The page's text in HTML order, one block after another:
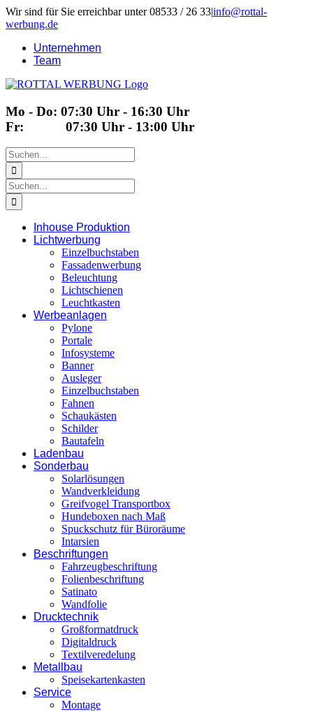
Zum
Inhalt
Wir sind für Sie erreichbar unter 08533 / 26 33|info@rottal-
werbung.de
Unternehmen
Team
Mo - Do: 07:30 Uhr - 16:30 Uhr
Fr: 07:30 Uhr - 13:00 Uhr
Suche
nach:
Suche
nach:
Inhouse Produktion
Lichtwerbung
Einzelbuchstaben
Fassadenwerbung
Beleuchtung
Lichtschienen
Leuchtkasten
Werbeanlagen
Pylone
Portale
Infosysteme
Banner
Ausleger
Einzelbuchstaben
Fahnen
Schaukästen
Schilder
Bautafeln
Ladenbau
Sonderbau
Solarlösungen
Wandverkleidung
Greifvogel Transportbox
Hundeboxen nach Maß
Spuckschutz für Büroräume
Intarsien
Beschriftungen
Fahrzeugbeschriftung
Folienbeschriftung
Satinato
Wandfolie
Drucktechnik
Großformatdruck
Digitaldruck
Textilveredelung
Metallbau
Speisekartenkasten
Service
Montage